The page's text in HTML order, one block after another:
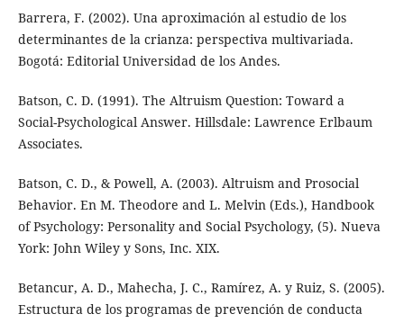
Barrera, F. (2002). Una aproximación al estudio de los
determinantes de la crianza: perspectiva multivariada.
Bogotá: Editorial Universidad de los Andes.
Batson, C. D. (1991). The Altruism Question: Toward a
Social-Psychological Answer. Hillsdale: Lawrence Erlbaum
Associates.
Batson, C. D., & Powell, A. (2003). Altruism and Prosocial
Behavior. En M. Theodore and L. Melvin (Eds.), Handbook
of Psychology: Personality and Social Psychology, (5). Nueva
York: John Wiley y Sons, Inc. XIX.
Betancur, A. D., Mahecha, J. C., Ramírez, A. y Ruiz, S. (2005).
Estructura de los programas de prevención de conducta